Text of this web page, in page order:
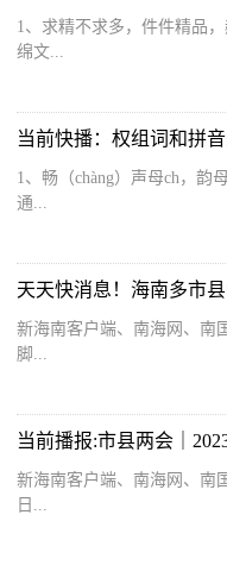
1、求精不求多，件件精品
绵文...
当前快播：权组词和拼
1、畅（chàng）声母ch，韵
通...
新海南客户端、南海网、南
脚...
当前播报:市县两会｜
新海南客户端、南海网、南
日...